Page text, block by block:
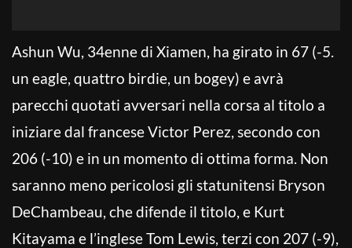
Ashun Wu, 34enne di Xiamen, ha girato in 67 (-5.
un eagle, quattro birdie, un bogey) e avrà
parecchi quotati avversari nella corsa al titolo a
iniziare dal francese Victor Perez, secondo con
206 (-10) e in un momento di ottima forma. Non
saranno meno pericolosi gli statunitensi Bryson
DeChambeau, che difende il titolo, e Kurt
Kitayama e l’inglese Tom Lewis, terzi con 207 (-9),